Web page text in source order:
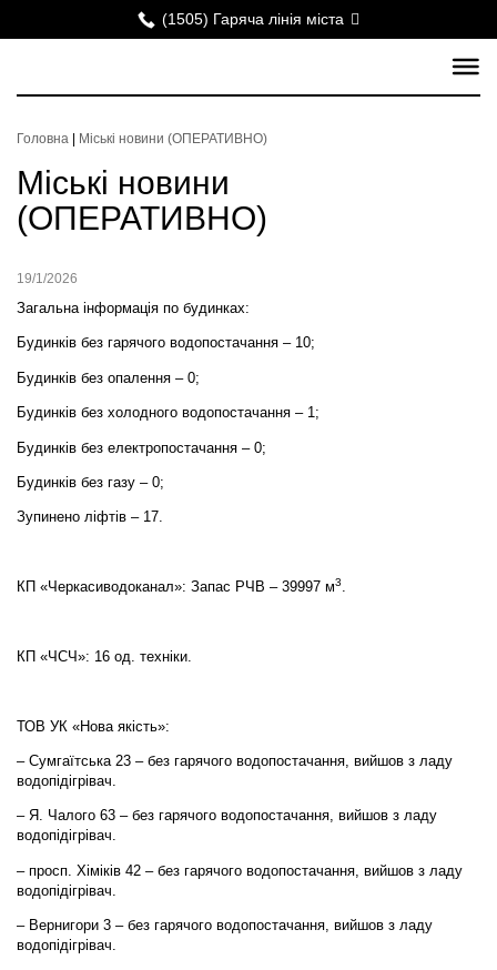
(1505) Гаряча лінія міста
Головна Міські новини (ОПЕРАТИВНО)
Міські новини
(ОПЕРАТИВНО)
19/1/2026
Загальна інформація по будинках:
Будинків без гарячого водопостачання – 10;
Будинків без опалення – 0;
Будинків без холодного водопостачання – 1;
Будинків без електропостачання – 0;
Будинків без газу – 0;
Зупинено ліфтів – 17.
КП «Черкасиводоканал»: Запас РЧВ – 39997 м3.
КП «ЧСЧ»: 16 од. техніки.
ТОВ УК «Нова якість»:
– Сумгаїтська 23 – без гарячого водопостачання, вийшов з ладу
водопідігрівач.
– Я. Чалого 63 – без гарячого водопостачання, вийшов з ладу
водопідігрівач.
– просп. Хіміків 42 – без гарячого водопостачання, вийшов з ладу
водопідігрівач.
– Вернигори 3 – без гарячого водопостачання, вийшов з ладу
водопідігрівач.